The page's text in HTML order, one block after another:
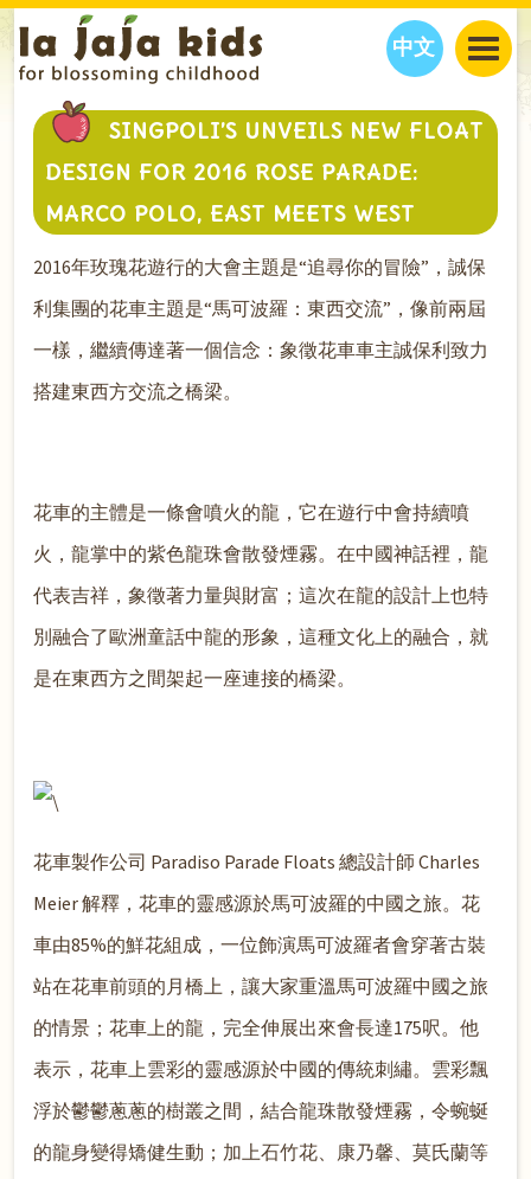
中文
JAJA’S WORLD
BLOG
CLASSES
INTERVIEWS
CALENDAR
EVENTS
THINGS TO DO
JAJA’S PICKS
FAMILY WELLNESS
EDUCATION
ABOUT
OUR STORY
CONTACT US
SHOP NOW
SINGPOLI’S UNVEILS NEW FLOAT
DESIGN FOR 2016 ROSE PARADE:
MARCO POLO, EAST MEETS WEST
2016年玫瑰花遊行的大會主題是“追尋你的冒險”，誠保
利集團的花車主題是“馬可波羅：東西交流”，像前兩屆
一樣，繼續傳達著一個信念：象徵花車車主誠保利致力
搭建東西方交流之橋梁。
花車的主體是一條會噴火的龍，它在遊行中會持續噴
火，龍掌中的紫色龍珠會散發煙霧。在中國神話裡，龍
代表吉祥，象徵著力量與財富；這次在龍的設計上也特
別融合了歐洲童話中龍的形象，這種文化上的融合，就
是在東西方之間架起一座連接的橋梁。
花車製作公司 Paradiso Parade Floats 總設計師 Charles
Meier 解釋，花車的靈感源於馬可波羅的中國之旅。花
車由85%的鮮花組成，一位飾演馬可波羅者會穿著古裝
站在花車前頭的月橋上，讓大家重溫馬可波羅中國之旅
的情景；花車上的龍，完全伸展出來會長達175呎。他
表示，花車上雲彩的靈感源於中國的傳統刺繡。雲彩飄
浮於鬱鬱蔥蔥的樹叢之間，結合龍珠散發煙霧，令蜿蜒
的龍身變得矯健生動；加上石竹花、康乃馨、莫氏蘭等